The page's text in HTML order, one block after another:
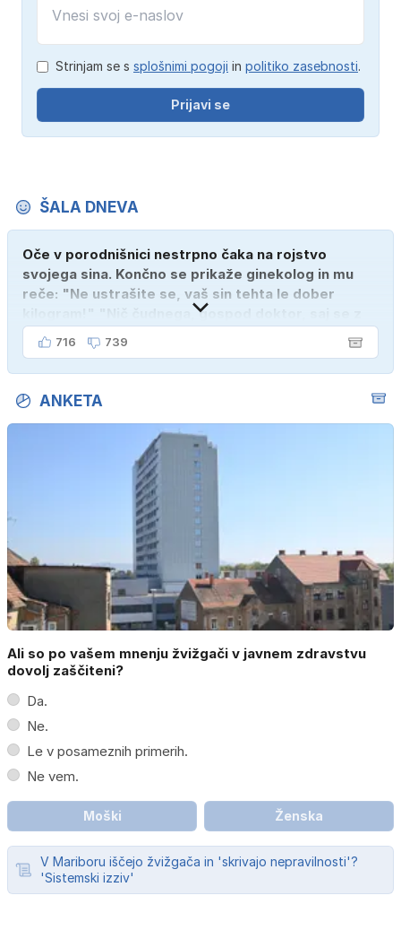
Strinjam se s splošnimi pogoji in politiko zasebnosti.
Prijavi se
ŠALA DNEVA
Oče v porodnišnici nestrpno čaka na rojstvo
svojega sina. Končno se prikaže ginekolog in mu
reče: "Ne ustrašite se, vaš sin tehta le dober
kilogram!" "Nič čudnega, gospod doktor, saj se z
ženo poznava šele tri mesece."
716 739
ANKETA
Ali so po vašem mnenju žvižgači v javnem zdravstvu
dovolj zaščiteni?
Da.
Ne.
Le v posameznih primerih.
Ne vem.
Moški Ženska
V Mariboru iščejo žvižgača in 'skrivajo nepravilnosti'?
'Sistemski izziv'